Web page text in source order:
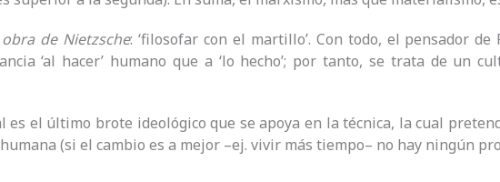
obra de Nietzsche: ‘filosofar con el martillo’. Con todo, el pensador de
‘al hacer’ humano que a ‘lo hecho’; por tanto, se trata de un
es el último brote ideológico que se apoya en la técnica, la cual
(si el cambio es a mejor –ej. vivir más tiempo– no hay ningún